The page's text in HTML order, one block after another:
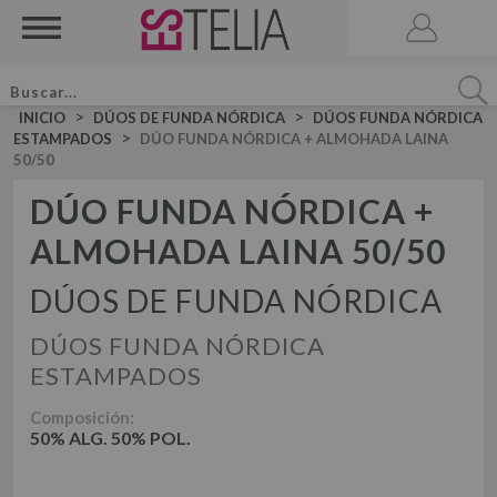
ACCESORIOS
BRUMA DE CAMA
VELA AROMATICA
JUEGO DE SÁBANAS
JUEGOS DE SÁBANAS LISAS 50-50
DÚOS DE FUNDA NÓRDICA
DÚOS FUNDA NÓRDICA LISOS ALGODÓN
DÚO FUNDA NÓRDICA LISOS 50-50
INICIO > DÚOS DE FUNDA NÓRDICA >
DÚOS FUNDA NÓRDICA
ESTAMPADOS
>
DÚO FUNDA NÓRDICA + ALMOHADA LAINA
50/50
DÚO FUNDA NÓRDICA +
ALMOHADA LAINA 50/50
DÚOS DE FUNDA NÓRDICA
DÚOS FUNDA NÓRDICA
ESTAMPADOS
Composición:
50% ALG. 50% POL.